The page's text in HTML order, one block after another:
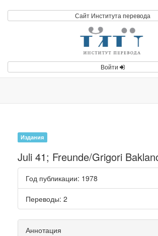
Сайт Института перевода
Войти
Издания
Juli 41; Freunde/Grigori
Год публикации: 1978
Переводы: 2
Аннотация